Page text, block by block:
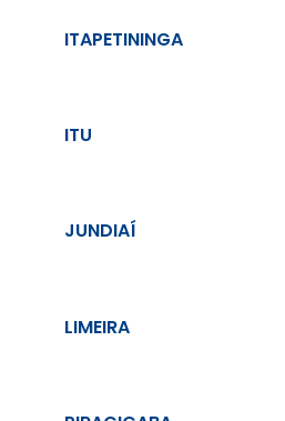
ITAPETININGA
ITU
JUNDIAÍ
LIMEIRA